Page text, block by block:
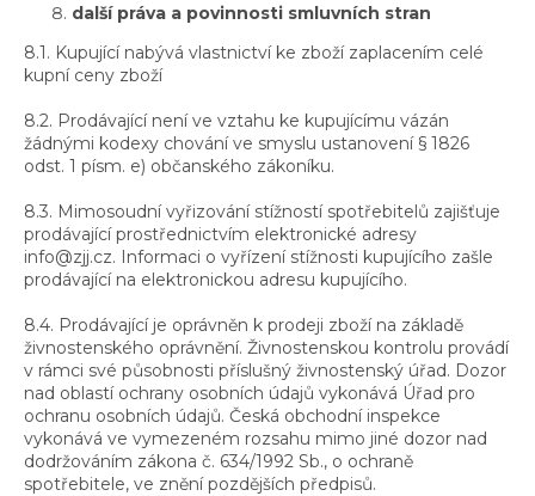
další práva a povinnosti smluvních stran
8.1. Kupující nabývá vlastnictví ke zboží zaplacením celé
kupní ceny zboží
8.2. Prodávající není ve vztahu ke kupujícímu vázán
žádnými kodexy chování ve smyslu ustanovení § 1826
odst. 1 písm. e) občanského zákoníku.
8.3. Mimosoudní vyřizování stížností spotřebitelů zajišťuje
prodávající prostřednictvím elektronické adresy
info@zjj.cz. Informaci o vyřízení stížnosti kupujícího zašle
prodávající na elektronickou adresu kupujícího.
8.4. Prodávající je oprávněn k prodeji zboží na základě
živnostenského oprávnění. Živnostenskou kontrolu provádí
v rámci své působnosti příslušný živnostenský úřad. Dozor
nad oblastí ochrany osobních údajů vykonává Úřad pro
ochranu osobních údajů. Česká obchodní inspekce
vykonává ve vymezeném rozsahu mimo jiné dozor nad
dodržováním zákona č. 634/1992 Sb., o ochraně
spotřebitele, ve znění pozdějších předpisů.